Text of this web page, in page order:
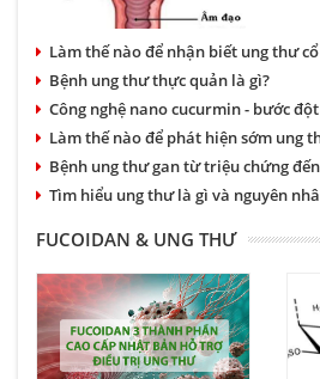
phụ nữ
Làm thế nào để nhận biết ung thư
Bệnh ung thư thực quản là gì?
Công nghệ nano cucurmin - bước đột phá trong hỗ
Làm thế nào để phát hiện sớm ung
Bệnh ung thư gan từ triệu chứng
Tìm hiểu ung thư là gì và nguyên
FUCOIDAN & UNG THƯ